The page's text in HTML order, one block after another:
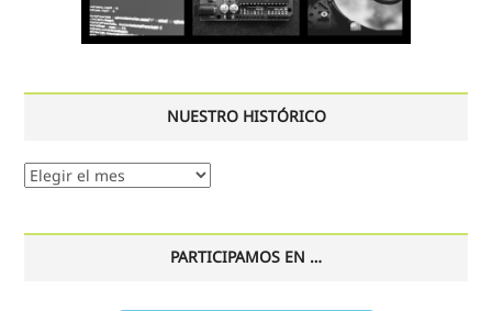
NUESTRO HISTÓRICO
Nuestro
PARTICIPAMOS EN …